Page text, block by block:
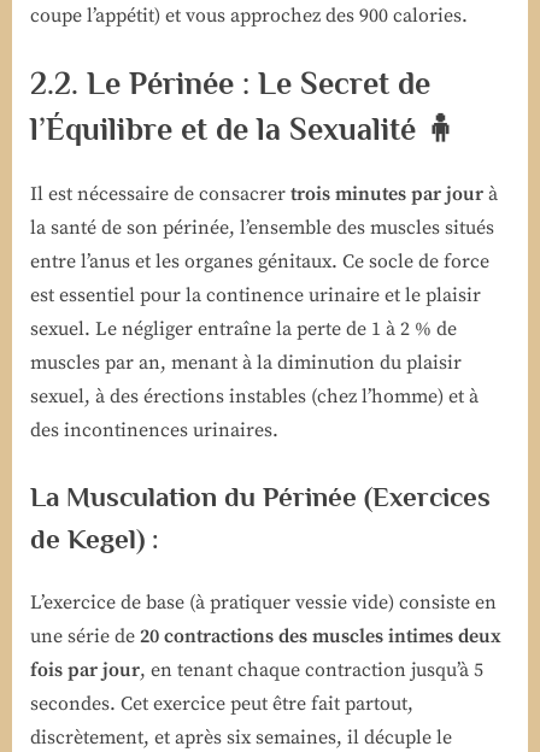
coupe l’appétit) et vous approchez des 900 calories.
2.2. Le Périnée : Le Secret de
l’Équilibre et de la Sexualité 🧍
Il est nécessaire de consacrer trois minutes par jour à
la santé de son périnée, l’ensemble des muscles situés
entre l’anus et les organes génitaux. Ce socle de force
est essentiel pour la continence urinaire et le plaisir
sexuel. Le négliger entraîne la perte de 1 à 2 % de
muscles par an, menant à la diminution du plaisir
sexuel, à des érections instables (chez l’homme) et à
des incontinences urinaires.
La Musculation du Périnée (Exercices
de Kegel) :
L’exercice de base (à pratiquer vessie vide) consiste en
une série de 20 contractions des muscles intimes deux
fois par jour, en tenant chaque contraction jusqu’à 5
secondes. Cet exercice peut être fait partout,
discrètement, et après six semaines, il décuple le